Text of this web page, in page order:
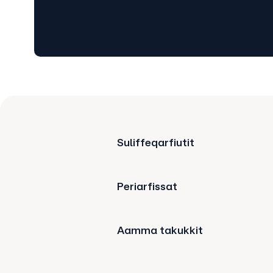
Suliffeqarfiutit
Periarfissat
Aamma takukkit